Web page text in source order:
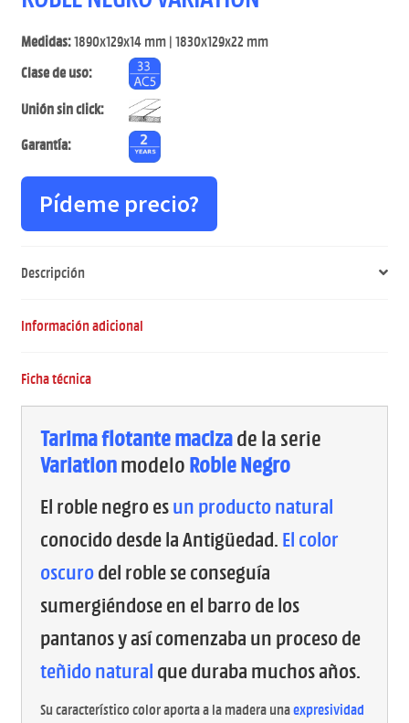
Medidas:1890x129x14 mm | 1830x129x22 mm
Clase de uso:
Unión sin click:
Garantía:
Pídeme precio?
Descripción
Información adicional
Ficha técnica
Tarima flotante macizade la serie
Variationmodelo Roble Negro
El roble negro esun producto natural
conocido desde la Antigüedad. El color
oscurodel roble se conseguía
sumergiéndose en el barro de los
pantanos y así comenzaba un proceso de
teñido natural que duraba muchos años.
Su característico color aporta a la madera unaexpresividad